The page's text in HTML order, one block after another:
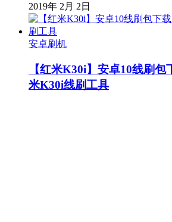
2019年 2月 2日
安卓刷机
【红米K30i】安卓10线刷包
米K30i线刷工具